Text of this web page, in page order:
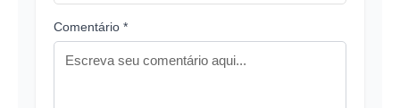
Comentário *